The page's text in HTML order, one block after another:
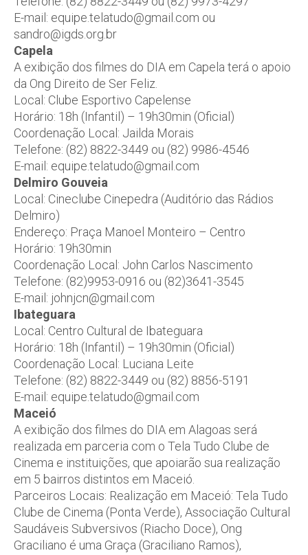
E-mail: equipe.telatudo@gmail.com ou
sandro@igds.org.br
Capela
A exibição dos filmes do DIA em Capela terá o apoio
da Ong Direito de Ser Feliz.
Local: Clube Esportivo Capelense
Horário: 18h (Infantil) – 19h30min (Oficial)
Coordenação Local: Jailda Morais
Telefone: (82) 8822-3449 ou (82) 9986-4546
E-mail: equipe.telatudo@gmail.com
Delmiro Gouveia
Local: Cineclube Cinepedra (Auditório das Rádios
Delmiro)
Endereço: Praça Manoel Monteiro – Centro
Horário: 19h30min
Coordenação Local: John Carlos Nascimento
Telefone: (82)9953-0916 ou (82)3641-3545
E-mail: johnjcn@gmail.com
Ibateguara
Local: Centro Cultural de Ibateguara
Horário: 18h (Infantil) – 19h30min (Oficial)
Coordenação Local: Luciana Leite
Telefone: (82) 8822-3449 ou (82) 8856-5191
E-mail: equipe.telatudo@gmail.com
Maceió
A exibição dos filmes do DIA em Alagoas será
realizada em parceria com o Tela Tudo Clube de
Cinema e instituições, que apoiarão sua realização
em 5 bairros distintos em Maceió.
Parceiros Locais: Realização em Maceió: Tela Tudo
Clube de Cinema (Ponta Verde), Associação Cultural
Saudáveis Subversivos (Riacho Doce), Ong
Graciliano é uma Graça (Graciliano Ramos),